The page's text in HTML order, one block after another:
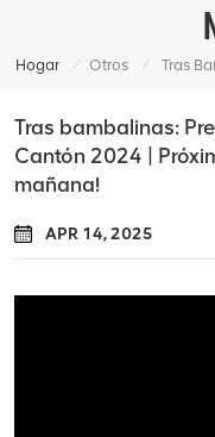
Hogar / Otros /
Tras bambalinas:
Cantón 2024 |
mañana!
APR 14, 2025